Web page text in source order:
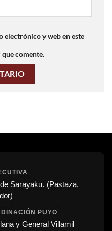
electrónico y web en este
comente.
Sarayaku. (Pastaza,
PUYO
y General Villamil